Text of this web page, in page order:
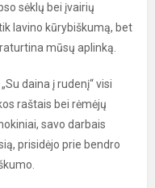
sėklų bei įvairių
lavino kūrybiškumą, bet
mūsų aplinką.
daina į rudenį“ visi
raštais bei rėmėjų
savo darbais
prisidėjo prie bendro